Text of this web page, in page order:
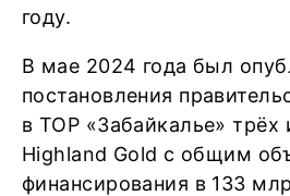
году.
В мае 2024 года был
постановления
в ТОР «Забайкалье» трёх
Highland Gold с общим
финансирования в 133